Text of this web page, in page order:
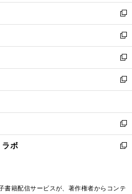
開
く
ウ
で
開
く
ン
ド
ウ
で
開
く
ウ
ィ
ン
ド
ウ
で
開
く
し
い
ウ
ィ
ン
ド
ウ
で
開
新
し
い
ウ
ィ
ン
ド
ウ
開
く
新
し
い
ウ
ィ
ン
ウ
で
開
く
新
し
い
ウ
ン
ド
ウ
で
新
し
ウ
ィ
ン
ド
く
新
し
い
ド
ラボ
新
ィ
書籍配信サービスが、著作権者からコンテ